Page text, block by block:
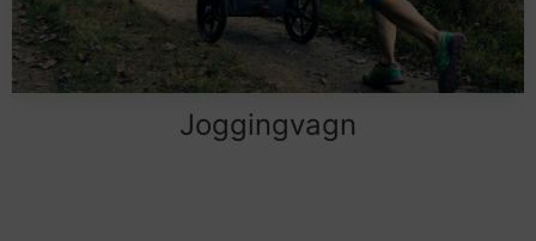
Joggingvagn